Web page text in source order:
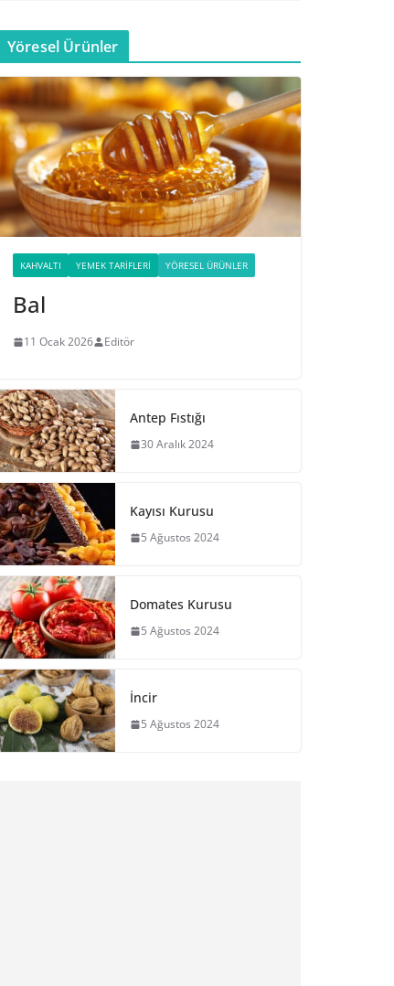
Yöresel Ürünler
KAHVALTI YEMEK TARIFLERI YÖRESEL ÜRÜNLER
Bal
11 Ocak 2026 Editör
Antep Fıstığı
30 Aralık 2024
Kayısı Kurusu
5 Ağustos 2024
Domates Kurusu
5 Ağustos 2024
İncir
5 Ağustos 2024